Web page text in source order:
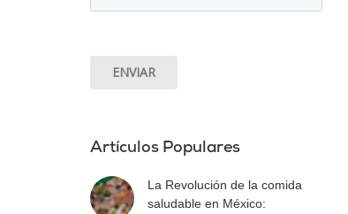
Artículos Populares
La Revolución de la comida
saludable en México: